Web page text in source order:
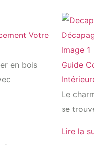
Votre
en bois
Guide
Le
se
Lire la